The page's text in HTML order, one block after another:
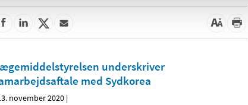
underskriver
med Sydkorea
november 2020 |